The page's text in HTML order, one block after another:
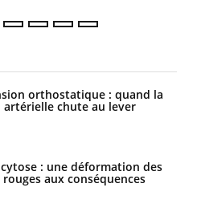
orthostatique : quand la
artérielle chute au lever
: une déformation des
aux conséquences